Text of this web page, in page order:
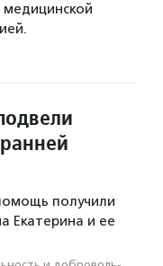
получили
Екатерина и ее